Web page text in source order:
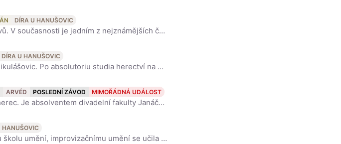
DÍRA U HANUŠOVIC
Český herec a držitel pěti Českých lvů. V současnosti je jedním z nejznámějších českých herců a dosáhl výrazných úspěchů v rolích divadelních, televizních i filmových, prosadil se také v dabingu. (Wiki
DÍRA U HANUŠOVIC
Český herec a dabér pocházející z Mikulášovic. Po absolutoriu studia herectví na Pražské konzervatoři byl ve svém prvním angažmá v Jihočeském divadle v Českých Budějovicích. Od roku 1998 je členem soub
ARVÉD POSLEDNÍ ZÁVOD MIMOŘÁDNÁ UDÁLOST
Český divadelní, filmový a televizní herec. Je absolventem divadelní fakulty Janáčkovy akademie múzických umění v Brně. Od roku 2001 je členem souboru Dejvického divadla. (Wikipedia)
HANUŠOVIC
Česká herečka, vystudovala Zlínskou školu umění, improvizačnímu umění se učila u Jaroslava Duška (sama nyní uvádí své improvizační večery Second sekec aneb Hlava nehlava, účinkovala ve stand-up show Na